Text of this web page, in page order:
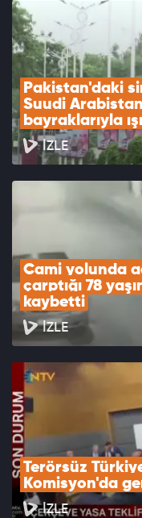
Pakistan'daki
Suudi
bayraklarıyla
İZLE
Cami yolunda
çarptığı 78
kaybetti
İZLE
Terörsüz
Komisyon'da
İZLE